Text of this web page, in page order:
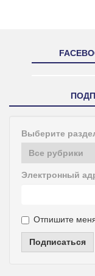
Выберите
Электронный
Отпишите
Подписаться